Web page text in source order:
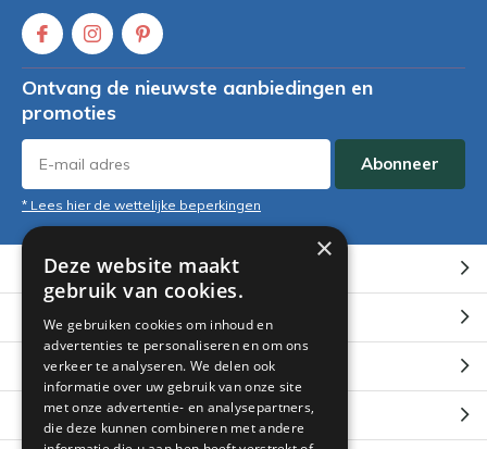
Ontvang de nieuwste aanbiedingen en
promoties
Abonneer
* Lees hier de wettelijke beperkingen
Klantenservice
Mijn account
Categorieën
Contact
×
Deze website maakt
gebruik van cookies.
We gebruiken cookies om inhoud en
advertenties te personaliseren en om ons
verkeer te analyseren. We delen ook
informatie over uw gebruik van onze site
met onze advertentie- en analysepartners,
die deze kunnen combineren met andere